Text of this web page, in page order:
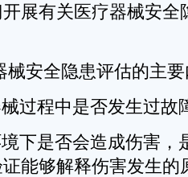
展有关医疗器械安全
安全隐患评估的主要
过程中是否发生过故
下是否会造成伤害，
能够解释伤害发生的